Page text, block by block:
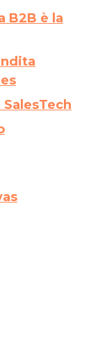
B2B è la